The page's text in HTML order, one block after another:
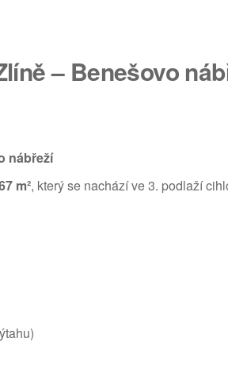
– Benešovo
nábřeží
m², který se nachází ve 3. podlaží